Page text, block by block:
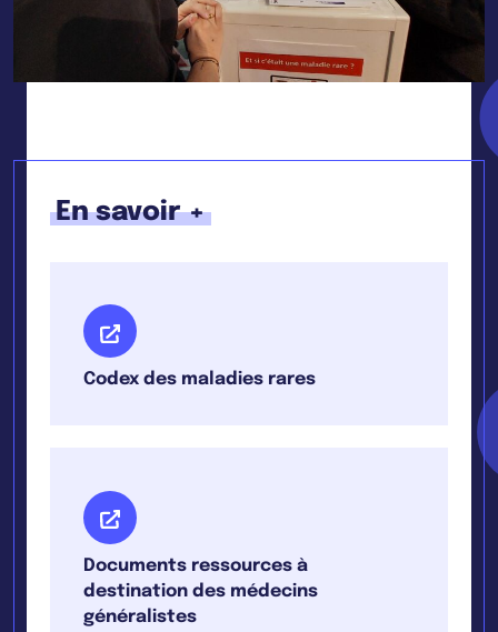
En savoir +
Codex des maladies rares
Documents ressources à
destination des médecins
généralistes